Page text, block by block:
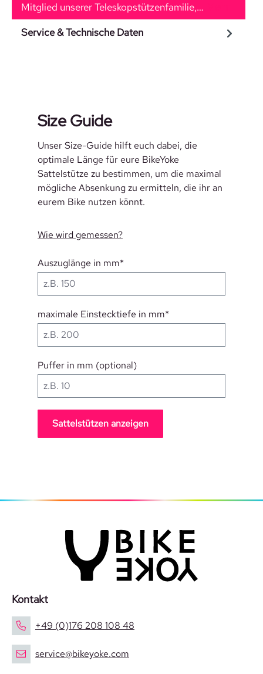
Mitglied unserer Teleskopstützenfamilie,…
Service & Technische Daten
Size Guide
Unser Size-Guide hilft euch dabei, die
optimale Länge für eure BikeYoke
Sattelstütze zu bestimmen, um die maximal
mögliche Absenkung zu ermitteln, die ihr an
eurem Bike nutzen könnt.
Wie wird gemessen?
Auszuglänge in mm*
maximale Einstecktiefe in mm*
Puffer in mm (optional)
Sattelstützen anzeigen
Kontakt
+49 (0)176 208 108 48
service@bikeyoke.com